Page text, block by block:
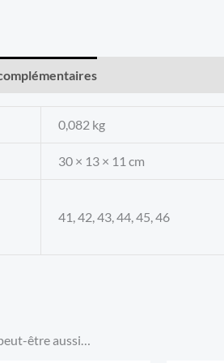
0,082 kg
30 × 13 × 11 cm
41, 42, 43, 44, 45, 46
être aussi…